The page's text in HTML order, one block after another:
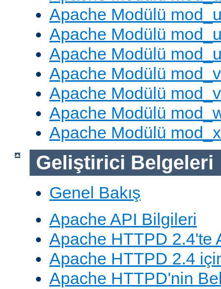
Apache Modülü
Apache Modülü
Apache Modülü
Apache Modülü
Apache Modülü
Apache Modülü
Apache Modülü
Geliştirici Belgeleri
Genel Bakış
Apache API Bilgileri
Apache HTTPD 2.4'te
Apache HTTPD 2.4
Apache HTTPD'nin